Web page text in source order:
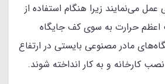
می‌نمایند زیرا هنگام استفاده از
حرارت به سوی کف جایگاه
مادر مصنوعی بایستی در ارتفاع
کارخانه و به کار انداخته شوند.